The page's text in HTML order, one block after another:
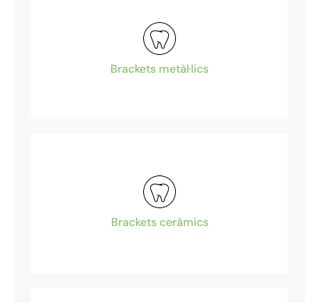
Brackets metàl·lics
Brackets ceràmics